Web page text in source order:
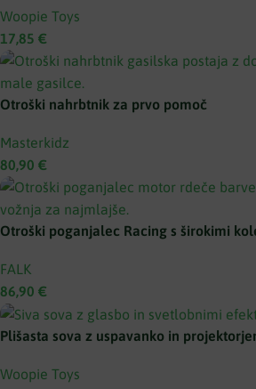
Woopie Toys
17,85 €
Otroški nahrbtnik za prvo pomoč
Masterkidz
80,90 €
Otroški poganjalec Racing s širokimi
FALK
86,90 €
Plišasta sova z uspavanko in
Woopie Toys